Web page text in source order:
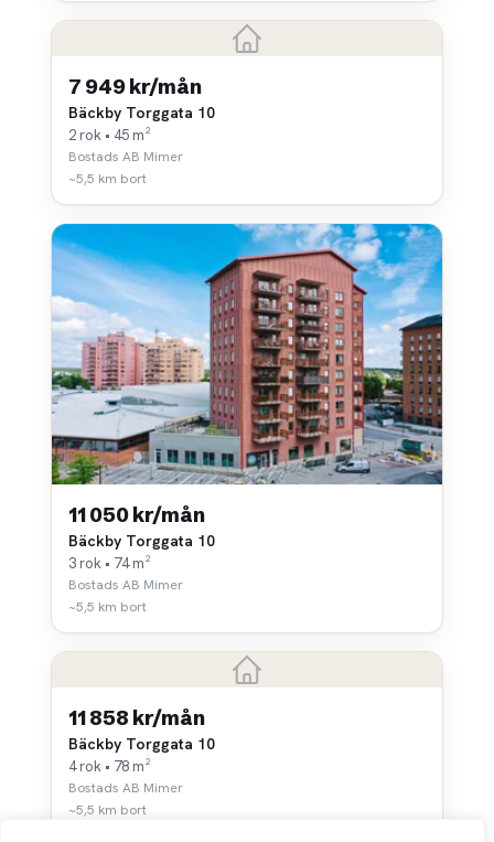
7 949 kr/mån
Bäckby Torggata 10
2 rok • 45 m²
Bostads AB Mimer
~5,5 km bort
11 050 kr/mån
Bäckby Torggata 10
3 rok • 74 m²
Bostads AB Mimer
~5,5 km bort
11 858 kr/mån
Bäckby Torggata 10
4 rok • 78 m²
Bostads AB Mimer
~5,5 km bort